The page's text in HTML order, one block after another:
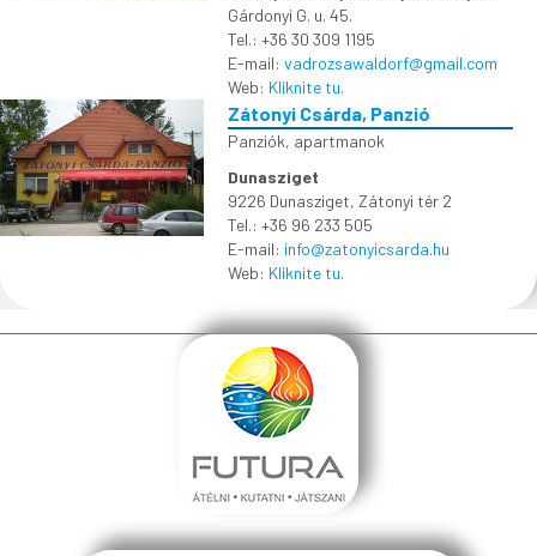
Gárdonyi G. u. 45.
Tel.: +36 30 309 1195
E-mail: vadrozsawaldorf@gmail.com
Web: Kliknite tu.
Zátonyi Csárda, Panzió
Panziók, apartmanok
Dunasziget
9226 Dunasziget, Zátonyi tér 2
Tel.: +36 96 233 505
E-mail: info@zatonyicsarda.hu
Web: Kliknite tu.